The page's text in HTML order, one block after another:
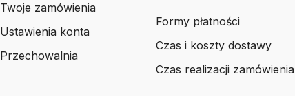
Twoje zamówienia
Ustawienia konta
Przechowalnia
Formy płatności
Czas i koszty dostawy
Czas realizacji zamówienia